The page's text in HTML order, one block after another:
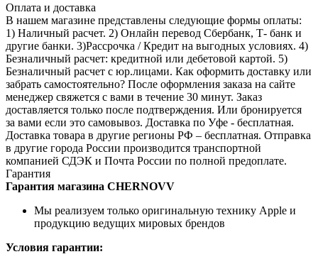
Оплата и доставка
В нашем магазине представлены следующие формы оплаты:
1) Наличный расчет. 2) Онлайн перевод Сбербанк, Т- банк и
другие банки. 3)Рассрочка / Кредит на выгодных условиях. 4)
Безналичный расчет: кредитной или дебетовой картой. 5)
Безналичный расчет с юр.лицами. Как оформить доставку или
забрать самостоятельно? После оформления заказа на сайте
менеджер свяжется с вами в течение 30 минут. Заказ
доставляется только после подтверждения. Или бронируется
за вами если это самовывоз. Доставка по Уфе - бесплатная.
Доставка товара в другие регионы РФ – бесплатная. Отправка
в другие города России производится транспортной
компанией СДЭК и Почта России по полной предоплате.
Гарантия
Гарантия магазина CHERNOVV
Мы реализуем только оригинальную технику Apple и
продукцию ведущих мировых брендов
Условия гарантии: